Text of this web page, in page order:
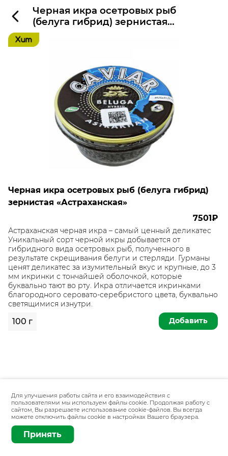
Черная икра осетровых рыб
(белуга гибрид) зернистая
«Астраханская»
Черная икра осетровых рыб (белуга гибрид)
зернистая «Астраханская»
7501₽
Астраханская черная икра – самый ценный деликатес
Уникальный сорт черной икры добывается от
гибридного вида осетровых рыб, полученного в
результате скрещивания белуги и стерляди. Гурманы
ценят деликатес за изумительный вкус и крупные, до 3
мм икринки с тончайшей оболочкой, которые
буквально тают во рту. Икра отличается икринками
благородного серовато-серебристого цвета, буквально
светящимися изнутри.
100 г Добавить
Для улучшения работы сайта и его взаимодействия с
пользователями мы используем файлы cookie. Продолжая работу с
сайтом, Вы разрешаете использование cookie-файлов. Вы всегда
можете отключить файлы cookie в настройках Вашего браузера.
Принять